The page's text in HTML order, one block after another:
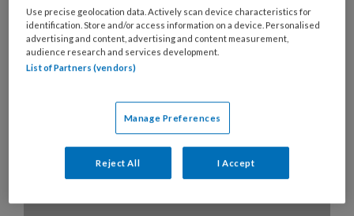
patiënten onderzochten wij de incidentie, het
natuurlijke beloop en de noodzaak tot re-
interventie van postoperatieve pericardeffusie
op routine-echocardiografie
1 OKTOBER 2025 ONDERZOEK
CARDIOVASCULAIRE
Use precise geolocation data. Actively scan device characteristics for
identification. Store and/or access information on a device. Personalised
advertising and content, advertising and content measurement,
audience research and services development.
List of Partners (vendors)
Manage Preferences
Reject All I Accept